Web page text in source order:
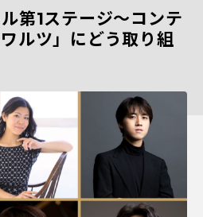
第1ステージ～コンテ
ルツ」にどう取り組